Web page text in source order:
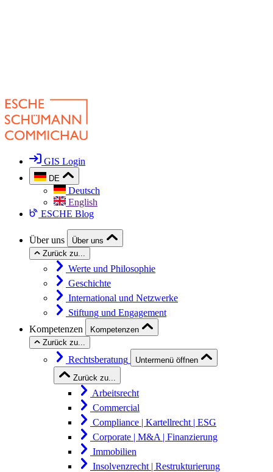
GIS Login
DE
Deutsch
English
ESCHE Blog
Über uns
Über uns
Zurück zu...
Werte und Philosophie
Geschichte
International und Netzwerke
Stiftung und Engagement
Kompetenzen
Kompetenzen
Zurück zu...
Rechtsberatung
Untermenü öffnen
Zurück zu...
Arbeitsrecht
Commercial
Compliance | Kartellrecht | ESG
Corporate | M&A | Finanzierung
Immobilien
Insolvenzrecht | Restrukturierung